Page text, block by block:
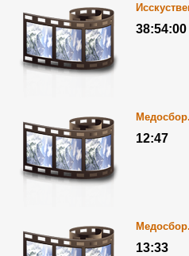
38:54:00
12:47
13:33